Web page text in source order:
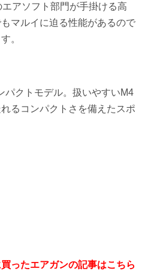
アソフト部門が手掛ける高
マルイに迫る性能があるので
。
パクトモデル。扱いやすいM4
るコンパクトさを備えたスポ
ったエアガンの記事はこちら